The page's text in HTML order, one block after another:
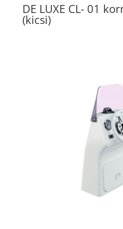
DE LUXE CL- 01
(kicsi)